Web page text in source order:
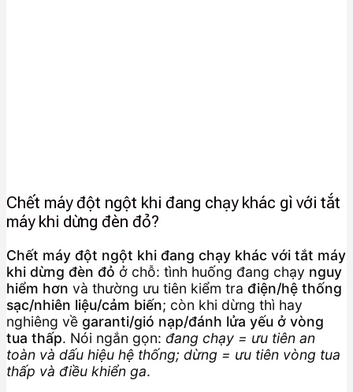
Chết máy đột ngột khi đang chạy khác gì với tắt
máy khi dừng đèn đỏ?
Chết máy đột ngột khi đang chạy khác với tắt máy
khi dừng đèn đỏ ở chỗ: tình huống đang chạy nguy
hiểm hơn và thường ưu tiên kiểm tra điện/hệ thống
sạc/nhiên liệu/cảm biến; còn khi dừng thì hay
nghiêng về garanti/gió nạp/đánh lửa yếu ở vòng
tua thấp. Nói ngắn gọn: đang chạy = ưu tiên an
toàn và dấu hiệu hệ thống; dừng = ưu tiên vòng tua
thấp và điều khiển ga.